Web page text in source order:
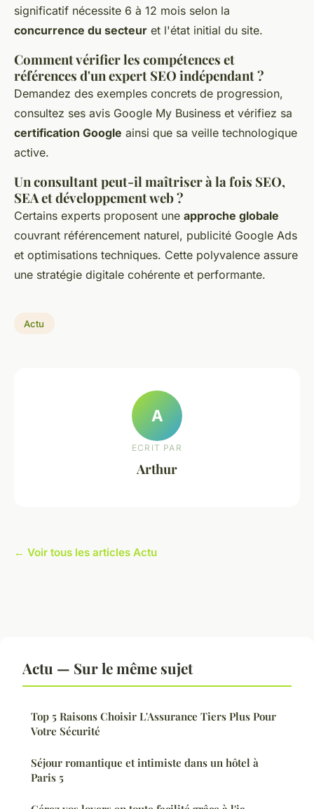
significatif nécessite 6 à 12 mois selon la
concurrence du secteur et l'état initial du site.
Comment vérifier les compétences et
références d'un expert SEO indépendant ?
Demandez des exemples concrets de progression,
consultez ses avis Google My Business et vérifiez sa
certification Google ainsi que sa veille technologique
active.
Un consultant peut-il maîtriser à la fois SEO,
SEA et développement web ?
Certains experts proposent une approche globale
couvrant référencement naturel, publicité Google Ads
et optimisations techniques. Cette polyvalence assure
une stratégie digitale cohérente et performante.
Actu
A
ECRIT PAR
Arthur
← Voir tous les articles Actu
Actu — Sur le même sujet
Top 5 Raisons Choisir L'Assurance Tiers Plus Pour
Votre Sécurité
Séjour romantique et intimiste dans un hôtel à
Paris 5